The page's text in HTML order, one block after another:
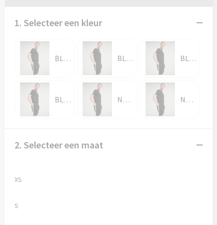
1. Selecteer een kleur
BLACK BLACK / GUNMETAL BLACK / RED
BLACK / WHITE NAVY NAVY / ROYAL
2. Selecteer een maat
XS
S